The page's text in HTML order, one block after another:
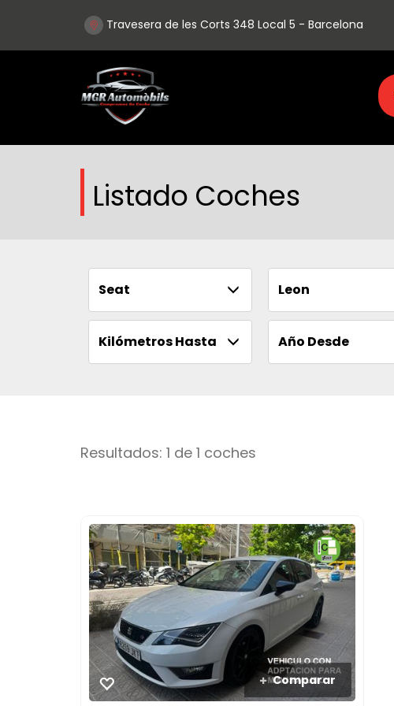
Travesera de les Corts 348 Local 5 - Barcelona
Listado Coches
Seat Leon
Kilómetros Hasta Año Desde
Resultados: 1 de 1 coches
Comparar